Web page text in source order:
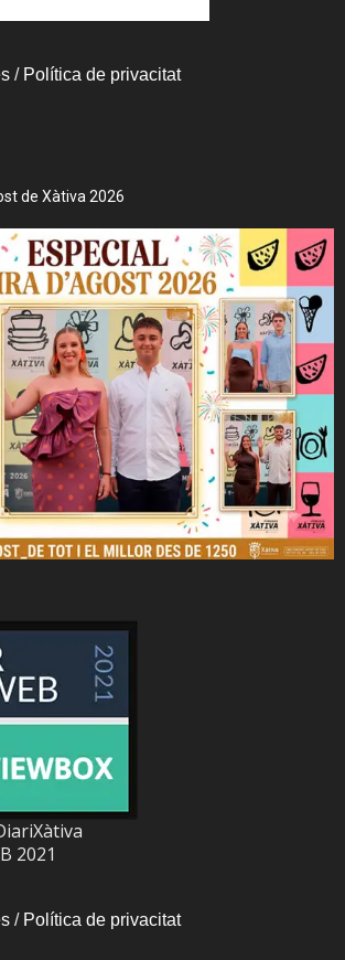
/ Política de privacitat
de Xàtiva 2026
2021
/ Política de privacitat